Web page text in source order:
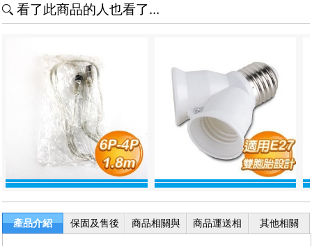
看了此商品的人也看了...
產品介紹
保固及售後
商品相關與
商品運送相
其他相關